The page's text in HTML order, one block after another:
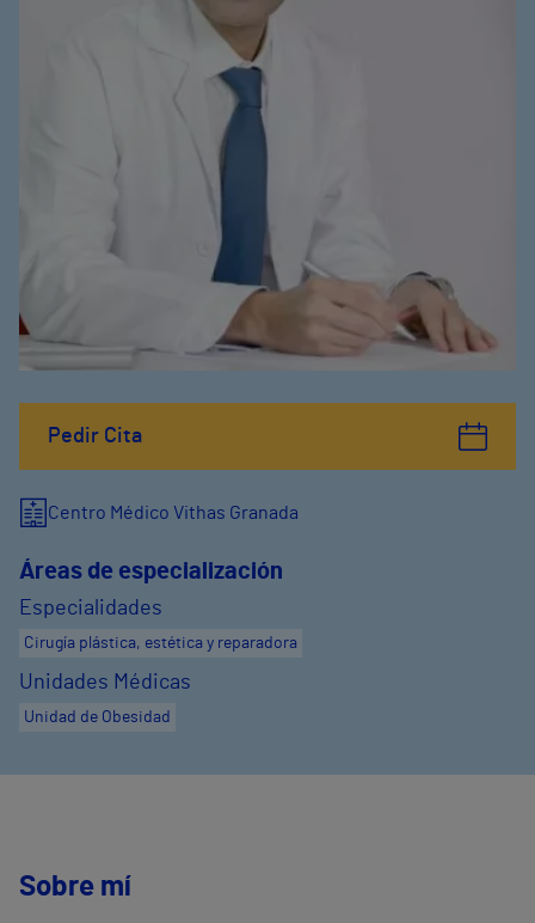
Pedir Cita
Centro Médico Vithas Granada
Áreas de especialización
Especialidades
Cirugía plástica, estética y reparadora
Unidades Médicas
Unidad de Obesidad
Sobre mí